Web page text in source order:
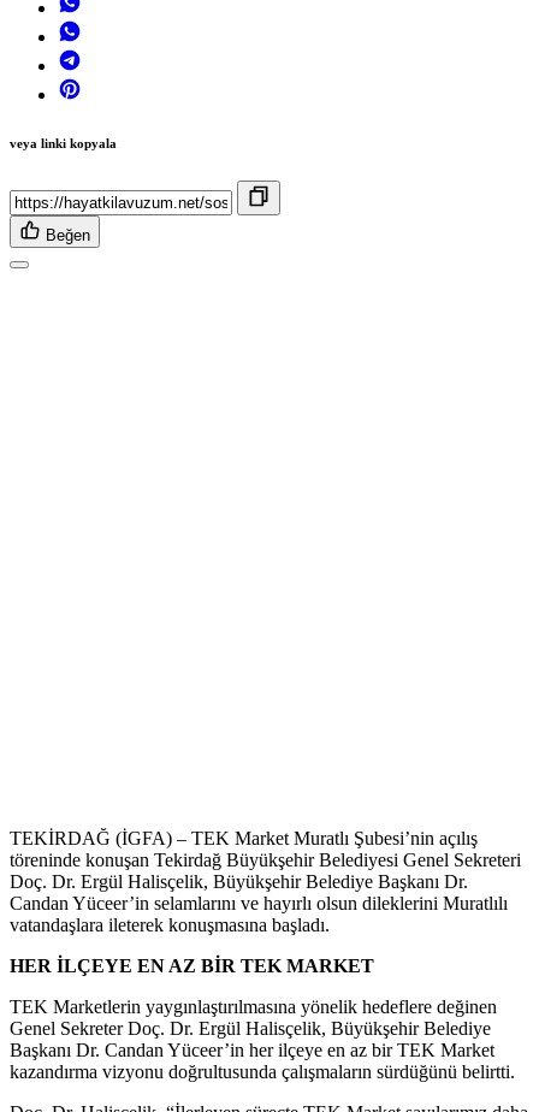
veya linki kopyala
Beğen
TEKİRDAĞ (İGFA) – TEK Market Muratlı Şubesi’nin açılış
töreninde konuşan Tekirdağ Büyükşehir Belediyesi Genel Sekreteri
Doç. Dr. Ergül Halisçelik, Büyükşehir Belediye Başkanı Dr.
Candan Yüceer’in selamlarını ve hayırlı olsun dileklerini Muratlılı
vatandaşlara ileterek konuşmasına başladı.
HER İLÇEYE EN AZ BİR TEK MARKET
TEK Marketlerin yaygınlaştırılmasına yönelik hedeflere değinen
Genel Sekreter Doç. Dr. Ergül Halisçelik, Büyükşehir Belediye
Başkanı Dr. Candan Yüceer’in her ilçeye en az bir TEK Market
kazandırma vizyonu doğrultusunda çalışmaların sürdüğünü belirtti.